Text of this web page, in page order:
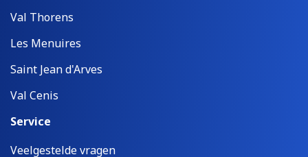
Val Thorens
Les Menuires
Saint Jean d'Arves
Val Cenis
Service
Veelgestelde vragen